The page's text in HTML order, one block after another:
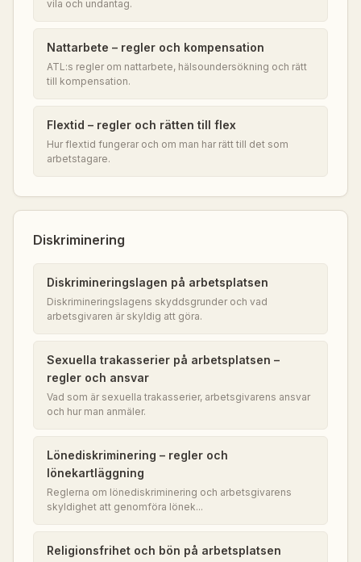
vila och undantag.
Nattarbete – regler och kompensation
ATL:s regler om nattarbete, hälsoundersökning och rätt
till kompensation.
Flextid – regler och rätten till flex
Hur flextid fungerar och om man har rätt till det som
arbetstagare.
Diskriminering
Diskrimineringslagen på arbetsplatsen
Diskrimineringslagens skyddsgrunder och vad
arbetsgivaren är skyldig att göra.
Sexuella trakasserier på arbetsplatsen –
regler och ansvar
Vad som är sexuella trakasserier, arbetsgivarens ansvar
och hur man anmäler.
Lönediskriminering – regler och
lönekartläggning
Reglerna om lönediskriminering och arbetsgivarens
skyldighet att genomföra lönek...
Religionsfrihet och bön på arbetsplatsen